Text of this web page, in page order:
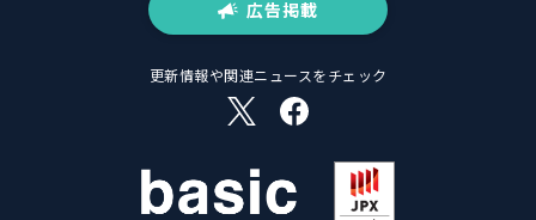
広告掲載
更新情報や関連ニュースをチェック